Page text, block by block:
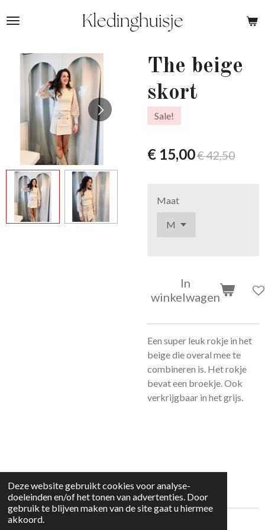
Deze website gebruikt cookies voor analyse-
doeleinden en/of het tonen van advertenties. Door
gebruik te blijven maken van de site gaat u hiermee
akkoord.
direct
hoofdinhoud
The beige
skort
Sale!
€ 15,00€ 42,50
Maat
In
winkelwagen
Een super leuk rokje in het
beige die overal mee te
combineren is. Het rokje
bevat een broekje. Ook
verkrijgbaar in het grijs.